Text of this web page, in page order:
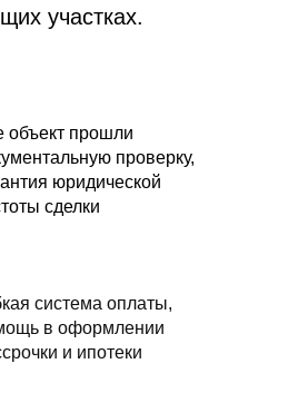
участках.
объект прошли
проверку,
юридической
сделки
система оплаты,
в оформлении
и ипотеки